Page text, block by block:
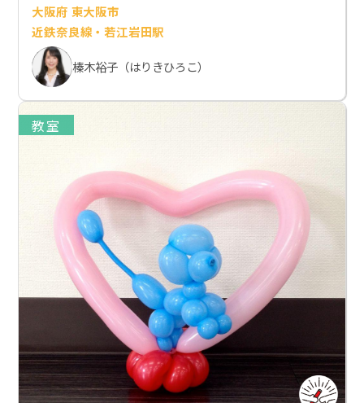
大阪府 東大阪市
近鉄奈良線・若江岩田駅
榛木裕子（はりきひろこ）
教室